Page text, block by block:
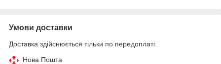
Умови доставки
Доставка здійснюється тільки по передоплаті.
Нова Пошта